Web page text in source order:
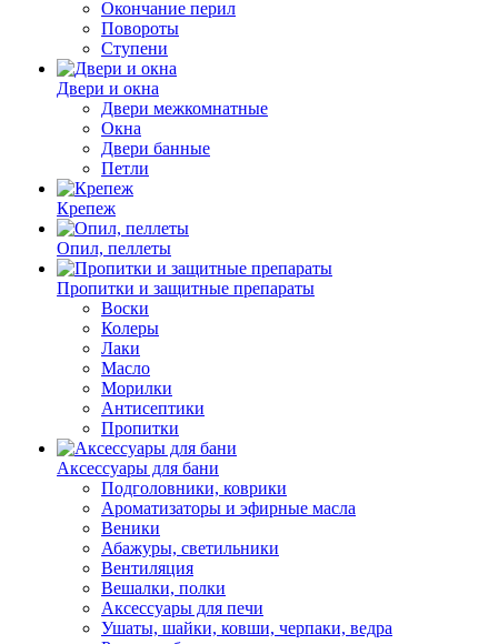
Окончание перил
Повороты
Ступени
Двери и окна
Двери межкомнатные
Окна
Двери банные
Петли
Крепеж
Опил, пеллеты
Пропитки и защитные препараты
Воски
Колеры
Лаки
Масло
Морилки
Антисептики
Пропитки
Аксессуары для бани
Подголовники, коврики
Ароматизаторы и эфирные масла
Веники
Абажуры, светильники
Вентиляция
Вешалки, полки
Аксессуары для печи
Ушаты, шайки, ковши, черпаки, ведра